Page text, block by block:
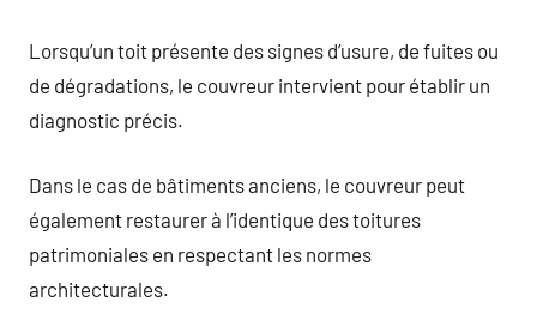
Lorsqu’un toit présente des signes d’usure, de fuites ou
de dégradations, le couvreur intervient pour établir un
diagnostic précis.
Dans le cas de bâtiments anciens, le couvreur peut
également restaurer à l’identique des toitures
patrimoniales en respectant les normes
architecturales.